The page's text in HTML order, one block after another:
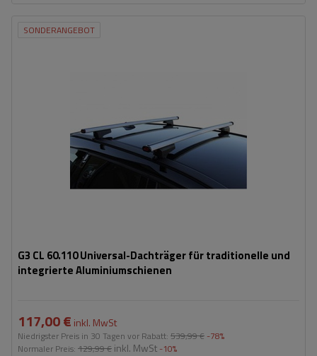
SONDERANGEBOT
G3 CL 60.110 Universal-Dachträger für traditionelle und
integrierte Aluminiumschienen
117,00 € inkl. MwSt
Niedrigster Preis in 30 Tagen vor Rabatt: 539,99 € -78%
Normaler Preis: 129,99 € inkl. MwSt -10%